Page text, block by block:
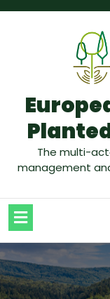
The multi-
management